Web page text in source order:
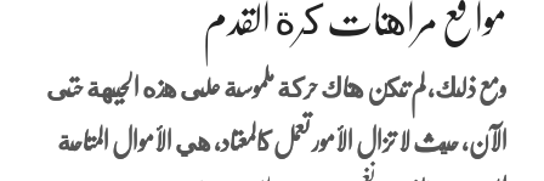
مواقع مراهنات كرة القدم
ومع ذلك, لم تكن هناك حركة ملموسة على هذه الجبهة حتى
الآن, حيث لا تزال الأمور تعمل كالمعتاد، هي الأموال المتاحة